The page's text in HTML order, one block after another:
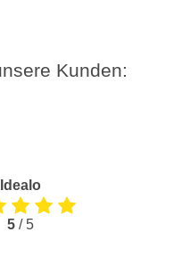
Kunden:
Idealo
5/ 5